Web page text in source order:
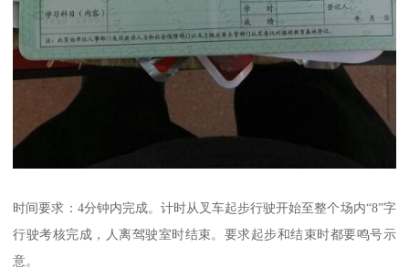
时间要求：4分钟内完成。计时从叉车起步行驶开始至整个场内“8”字
行驶考核完成，人离驾驶室时结束。要求起步和结束时都要鸣号示
意。